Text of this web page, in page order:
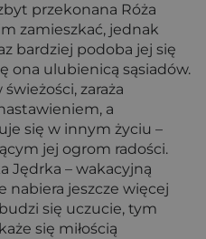
przekonana Róża
zamieszkać, jednak
bardziej podoba jej się
ona ulubienicą sąsiadów.
zaraża
a
się w innym życiu –
jej ogrom radości.
Jędrka – wakacyjną
nabiera jeszcze więcej
się uczucie, tym
się miłością